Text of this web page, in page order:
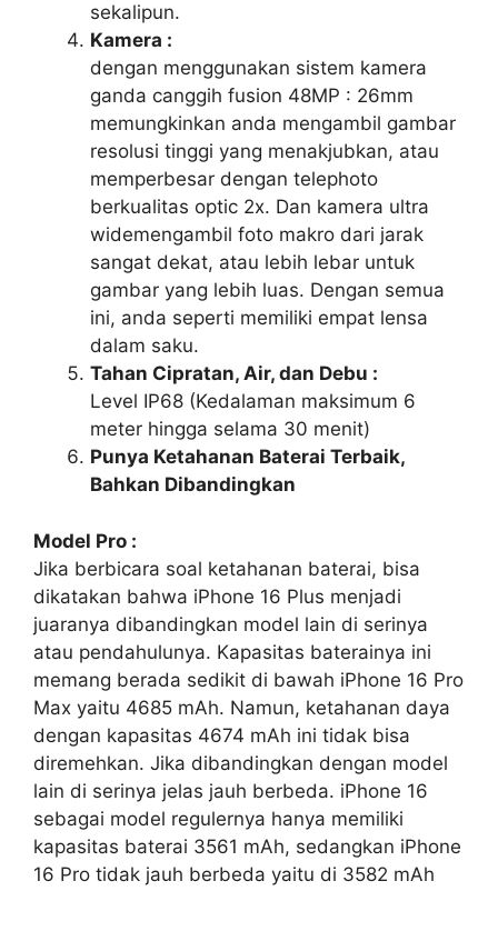
sekalipun.
Kamera :
dengan menggunakan sistem kamera
ganda canggih fusion 48MP : 26mm
memungkinkan anda mengambil gambar
resolusi tinggi yang menakjubkan, atau
memperbesar dengan telephoto
berkualitas optic 2x. Dan kamera ultra
widemengambil foto makro dari jarak
sangat dekat, atau lebih lebar untuk
gambar yang lebih luas. Dengan semua
ini, anda seperti memiliki empat lensa
dalam saku.
Tahan Cipratan, Air, dan Debu :
Level IP68 (Kedalaman maksimum 6
meter hingga selama 30 menit)
Punya Ketahanan Baterai Terbaik,
Bahkan Dibandingkan
Model Pro :
Jika berbicara soal ketahanan baterai, bisa
dikatakan bahwa iPhone 16 Plus menjadi
juaranya dibandingkan model lain di serinya
atau pendahulunya. Kapasitas baterainya ini
memang berada sedikit di bawah iPhone 16 Pro
Max yaitu 4685 mAh. Namun, ketahanan daya
dengan kapasitas 4674 mAh ini tidak bisa
diremehkan. Jika dibandingkan dengan model
lain di serinya jelas jauh berbeda. iPhone 16
sebagai model regulernya hanya memiliki
kapasitas baterai 3561 mAh, sedangkan iPhone
16 Pro tidak jauh berbeda yaitu di 3582 mAh